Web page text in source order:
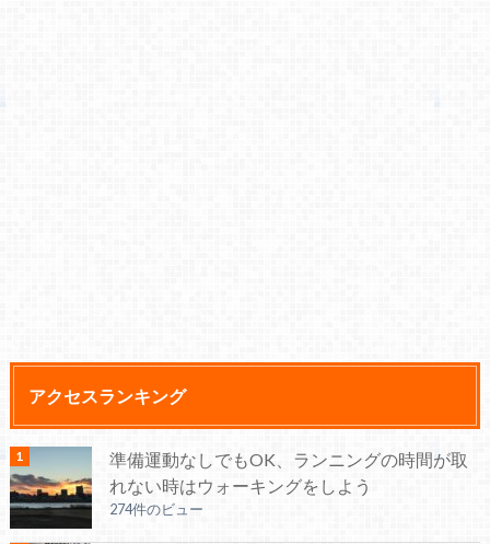
アクセスランキング
準備運動なしでもOK、ランニングの時間が取
れない時はウォーキングをしよう
274件のビュー